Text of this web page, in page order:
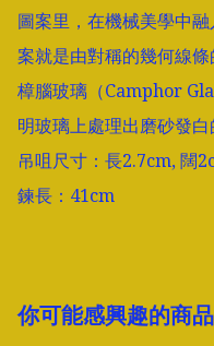
圖案里，在機械美學中
案就是由對稱的幾何線條
樟腦玻璃（Camphor
明玻璃上處理出磨砂發白
吊咀尺寸：長2.7cm, 闊
鍊長：41cm
你可能感興趣的商品